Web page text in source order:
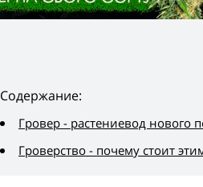
Содержание:
Гровер - растениевод нового
Гроверство - почему стоит